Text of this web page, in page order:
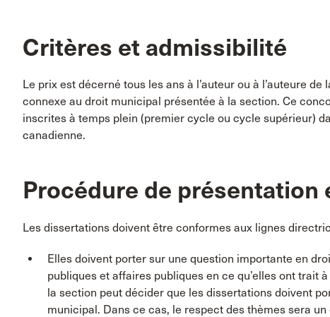
Critères et admissibilité
Le prix est décerné tous les ans à l’auteur ou à l’auteure
connexe au droit municipal présentée à la section. Ce
inscrites à temps plein (premier cycle ou cycle supérieur)
canadienne.
Procédure de présentation
Les dissertations doivent être conformes aux lignes
Elles doivent porter sur une question importante en
publiques et affaires publiques en ce qu’elles ont trait
la section peut décider que les dissertations doivent
municipal. Dans ce cas, le respect des thèmes sera